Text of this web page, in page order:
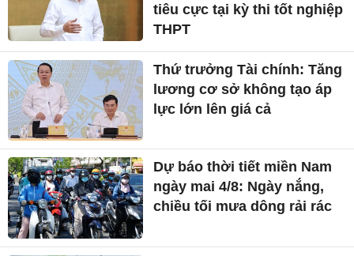
tiêu cực tại kỳ thi tốt nghiệp
THPT
Thứ trưởng Tài chính: Tăng
lương cơ sở không tạo áp
lực lớn lên giá cả
Dự báo thời tiết miền Nam
ngày mai 4/8: Ngày nắng,
chiều tối mưa dông rải rác